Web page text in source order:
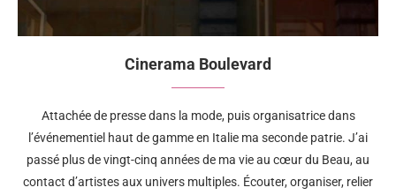
Cinerama Boulevard
Attachée de presse dans la mode, puis organisatrice dans
l’événementiel haut de gamme en Italie ma seconde patrie. J’ai
passé plus de vingt-cinq années de ma vie au cœur du Beau, au
contact d’artistes aux univers multiples. Écouter, organiser, relier